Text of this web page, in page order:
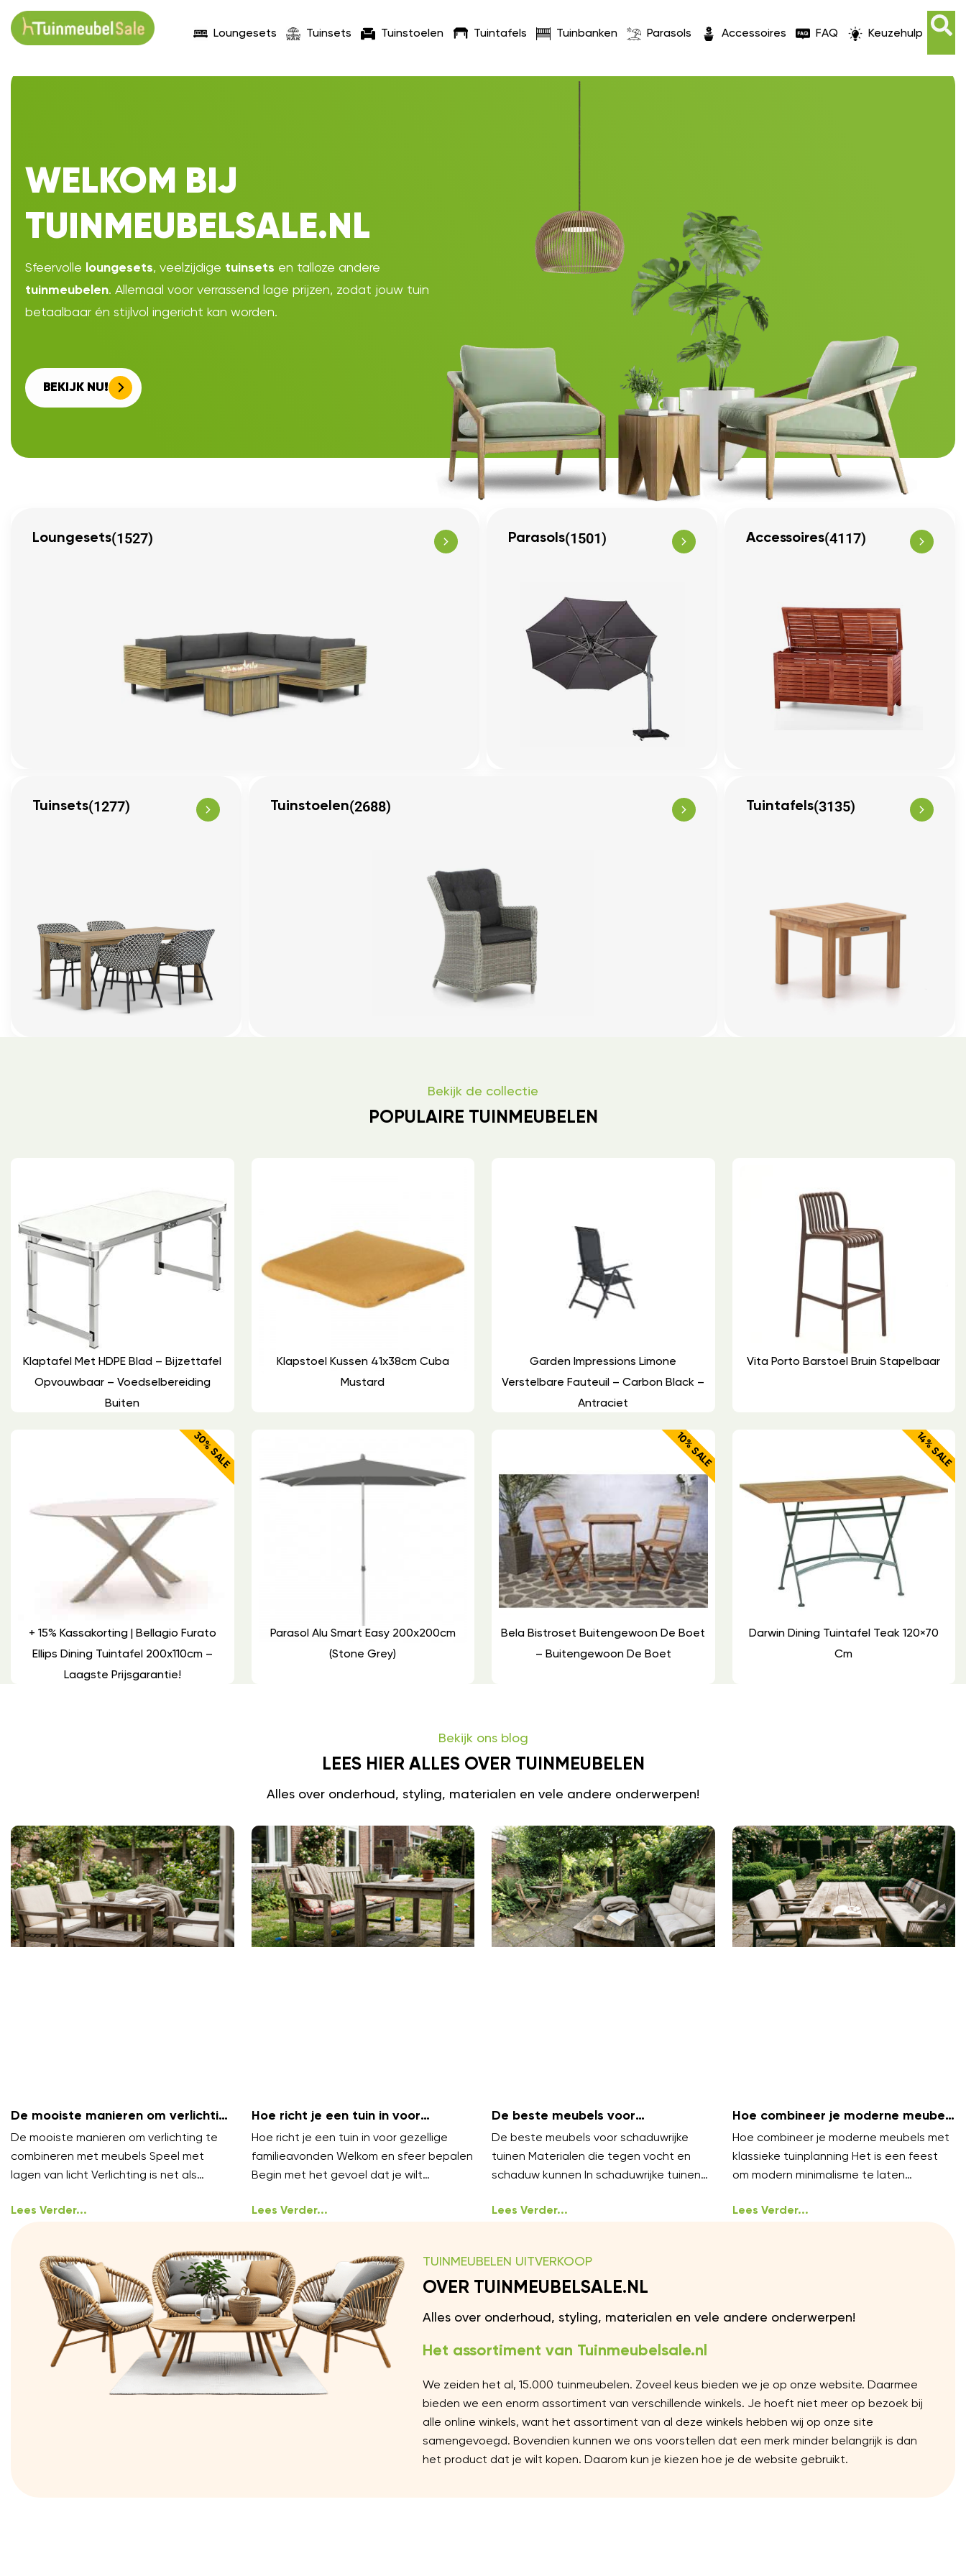
Loungesets Tuinsets Tuinstoelen Tuintafels Tuinbanken Parasols Accessoires FAQ Keuzehulp
WELKOM BIJ
TUINMEUBELSALE.NL
Sfeervolle loungesets, veelzijdige tuinsets en talloze andere
tuinmeubelen. Allemaal voor verrassend lage prijzen, zodat jouw tuin
betaalbaar én stijlvol ingericht kan worden.
BEKIJK NU!
Loungesets(1527) Parasols(1501) Accessoires(4117)
Tuinsets(1277) Tuinstoelen(2688) Tuintafels(3135)
Bekijk de collectie
POPULAIRE TUINMEUBELEN
Klaptafel Met HDPE Blad – Bijzettafel
Opvouwbaar – Voedselbereiding
Buiten
Klapstoel Kussen 41x38cm Cuba
Mustard
Garden Impressions Limone
Verstelbare Fauteuil – Carbon Black –
Antraciet
Vita Porto Barstoel Bruin Stapelbaar
30% SALE
+ 15% Kassakorting | Bellagio Furato
Ellips Dining Tuintafel 200x110cm –
Laagste Prijsgarantie!
Parasol Alu Smart Easy 200x200cm
(stone Grey)
10% SALE
Bela Bistroset Buitengewoon De Boet
– Buitengewoon De Boet
14% SALE
Darwin Dining Tuintafel Teak 120×70
Cm
Bekijk ons blog
LEES HIER ALLES OVER TUINMEUBELEN
Alles over onderhoud, styling, materialen en vele andere onderwerpen!
De mooiste manieren om verlichting
te combineren met meubels
De mooiste manieren om verlichting te
combineren met meubels Speel met
lagen van licht Verlichting is net als
Lees Verder...
Hoe richt je een tuin in voor
gezellige familieavonden?
Hoe richt je een tuin in voor gezellige
familieavonden Welkom en sfeer bepalen
Begin met het gevoel dat je wilt
ongedwongen
Lees Verder...
De beste meubels voor
schaduwrijke tuinen
De beste meubels voor schaduwrijke
tuinen Materialen die tegen vocht en
schaduw kunnen In schaduwrijke tuinen
uitdagingen. Kies meubels van
Lees Verder...
Hoe combineer je moderne meubels
met klassieke tuinplanning?
Hoe combineer je moderne meubels met
klassieke tuinplanning Het is een feest
om modern minimalisme te laten
tuinarchitectuur. Je hoeft niet te
Lees Verder...
TUINMEUBELEN UITVERKOOP
OVER TUINMEUBELSALE.NL
Alles over onderhoud, styling, materialen en vele andere onderwerpen!
Het assortiment van Tuinmeubelsale.nl
We zeiden het al, 15.000 tuinmeubelen. Zoveel keus bieden we je op onze website. Daarmee
bieden we een enorm assortiment van verschillende winkels. Je hoeft niet meer op bezoek bij
alle online winkels, want het assortiment van al deze winkels hebben wij op onze site
samengevoegd. Bovendien kunnen we ons voorstellen dat een merk minder belangrijk is dan
het product dat je wilt kopen. Daarom kun je kiezen hoe je de website gebruikt.